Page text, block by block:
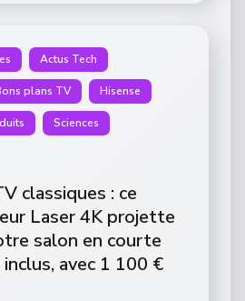
Actus Tech
plans TV Hisense
Sciences
classiques : ce
Laser 4K projette
salon en courte
avec 1 100 €